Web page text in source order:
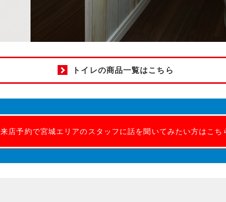
トイレの商品一覧はこちら
来店予約で宮城エリアのスタッフに話を聞いてみたい方はこち